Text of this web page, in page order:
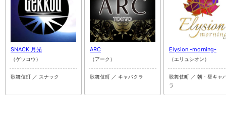
SNACK 月光
（ゲッコウ）
歌舞伎町 ／ スナック
ARC
（アーク）
歌舞伎町 ／ キャバクラ
Elysion -morning-
（エリュシオン）
歌舞伎町 ／ 朝・昼キャ
ラ